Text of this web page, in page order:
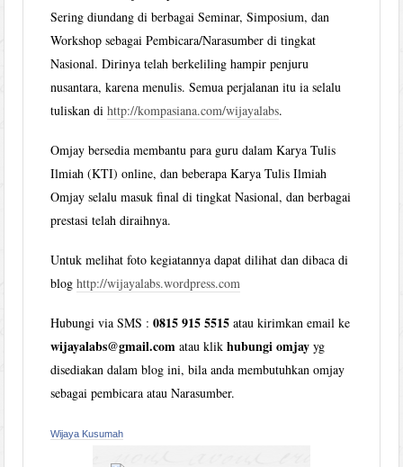
Sering diundang di berbagai Seminar, Simposium, dan
Workshop sebagai Pembicara/Narasumber di tingkat
Nasional. Dirinya telah berkeliling hampir penjuru
nusantara, karena menulis. Semua perjalanan itu ia selalu
tuliskan dihttp://kompasiana.com/wijayalabs.
Omjay bersedia membantu para guru dalam Karya Tulis
Ilmiah (KTI) online, dan beberapa Karya Tulis Ilmiah
Omjay selalu masuk final di tingkat Nasional, dan berbagai
prestasi telah diraihnya.
Untuk melihat foto kegiatannya dapat dilihat dan dibaca di
bloghttp://wijayalabs.wordpress.com
Hubungi via SMS :0815 915 5515 atau kirimkan email ke
wijayalabs@gmail.com atau klikhubungi omjay yg
disediakan dalam blog ini, bila anda membutuhkan omjay
sebagai pembicara atau Narasumber.
Wijaya Kusumah